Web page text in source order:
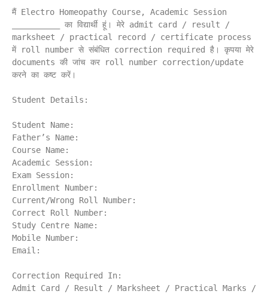
मैं Electro Homeopathy Course, Academic Session
__________ का विद्यार्थी हूं। मेरे admit card / result /
marksheet / practical record / certificate process
में roll number से संबंधित correction required है। कृपया मेरे
documents की जांच कर roll number correction/update
करने का कष्ट करें।
Student Details:
Student Name:
Father’s Name:
Course Name:
Academic Session:
Exam Session:
Enrollment Number:
Current/Wrong Roll Number:
Correct Roll Number:
Study Centre Name:
Mobile Number:
Email:
Correction Required In:
Admit Card / Result / Marksheet / Practical Marks /